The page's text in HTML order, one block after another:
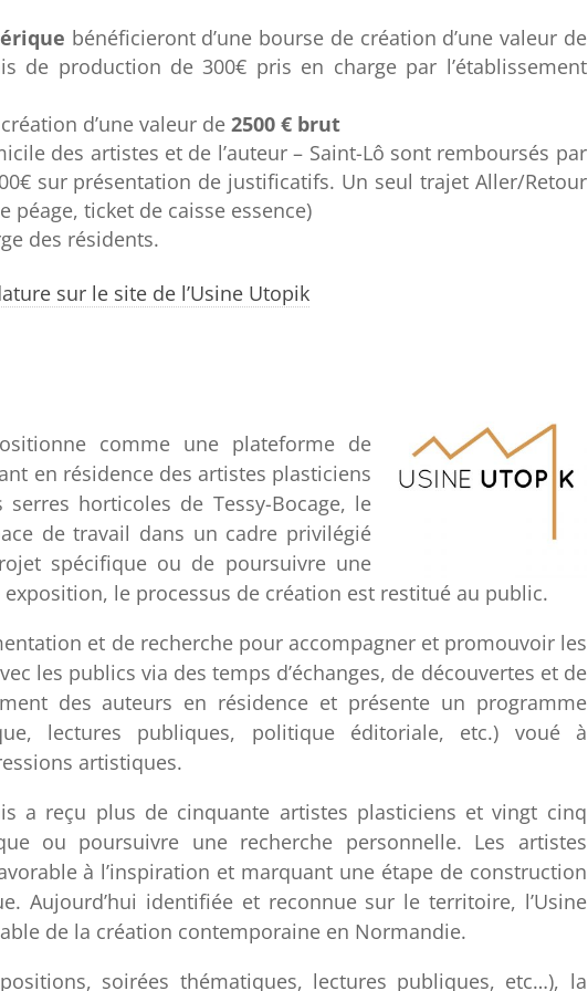
bénéficieront d’une bourse de création d’une valeur de
de production de 300€ pris en charge par l’établissement
d’une valeur de2500 € brut
des artistes et de l’auteur – Saint-Lô sont remboursés par
sur présentation de justificatifs. Un seul trajet Aller/Retour
ticket de caisse essence)
des résidents.
sur le site de l’Usine Utopik
comme une plateforme de
en résidence des artistes plasticiens
horticoles de Tessy-Bocage, le
de travail dans un cadre privilégié
spécifique ou de poursuivre une
le processus de création est restitué au public.
et de recherche pour accompagner et promouvoir les
les publics via des temps d’échanges, de découvertes et de
des auteurs en résidence et présente un programme
lectures publiques, politique éditoriale, etc.) voué à
artistiques.
a reçu plus de cinquante artistes plasticiens et vingt cinq
ou poursuivre une recherche personnelle. Les artistes
à l’inspiration et marquant une étape de construction
Aujourd’hui identifiée et reconnue sur le territoire, l’Usine
de la création contemporaine en Normandie.
soirées thématiques, lectures publiques, etc…), la